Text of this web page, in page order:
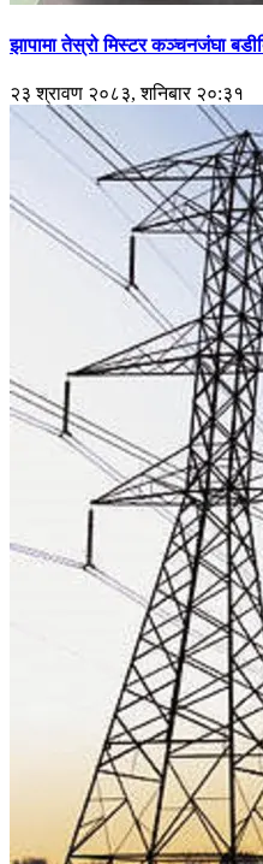
झापामा तेस्रो मिस्टर कञ्चनजंघा
२३ श्रावण २०८३, शनिबार २०:३१